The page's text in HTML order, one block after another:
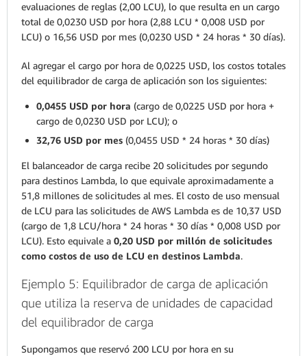
evaluaciones de reglas (2,00 LCU), lo que resulta en un cargo
total de 0,0230 USD por hora (2,88 LCU * 0,008 USD por
LCU) o 16,56 USD por mes (0,0230 USD * 24 horas * 30 días).
Al agregar el cargo por hora de 0,0225 USD, los costos totales
del equilibrador de carga de aplicación son los siguientes:
0,0455 USD por hora (cargo de 0,0225 USD por hora +
cargo de 0,0230 USD por LCU); o
32,76 USD por mes (0,0455 USD * 24 horas * 30 días)
El balanceador de carga recibe 20 solicitudes por segundo
para destinos Lambda, lo que equivale aproximadamente a
51,8 millones de solicitudes al mes. El costo de uso mensual
de LCU para las solicitudes de AWS Lambda es de 10,37 USD
(cargo de 1,8 LCU/hora * 24 horas * 30 días * 0,008 USD por
LCU). Esto equivale a 0,20 USD por millón de solicitudes
como costos de uso de LCU en destinos Lambda.
Ejemplo 5: Equilibrador de carga de aplicación
que utiliza la reserva de unidades de capacidad
del equilibrador de carga
Supongamos que reservó 200 LCU por hora en su